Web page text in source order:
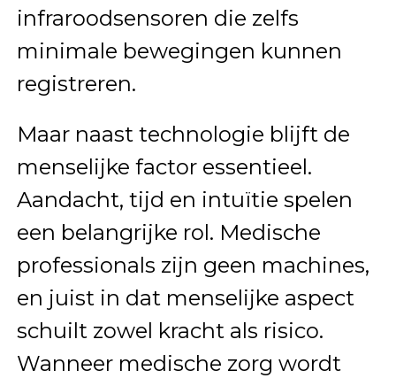
infraroodsensoren die zelfs
minimale bewegingen kunnen
registreren.
Maar naast technologie blijft de
menselijke factor essentieel.
Aandacht, tijd en intuïtie spelen
een belangrijke rol. Medische
professionals zijn geen machines,
en juist in dat menselijke aspect
schuilt zowel kracht als risico.
Wanneer medische zorg wordt